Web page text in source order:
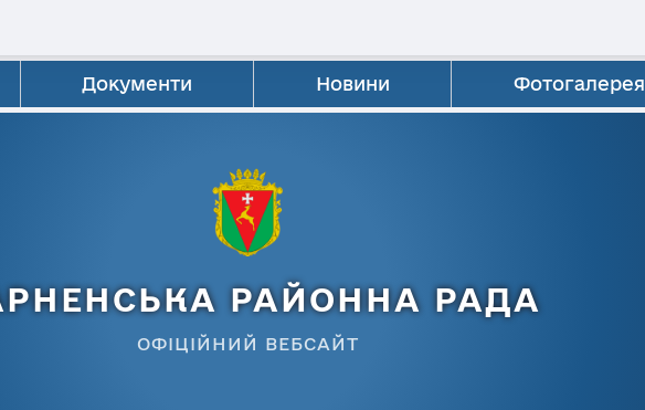
Документи Новини Фотогалерея
РАЙОННА РАДА
ОФІЦІЙНИЙ ВЕБСАЙТ